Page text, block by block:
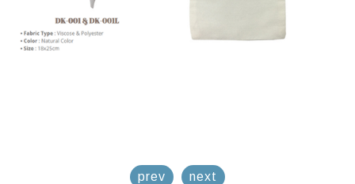
prev
next